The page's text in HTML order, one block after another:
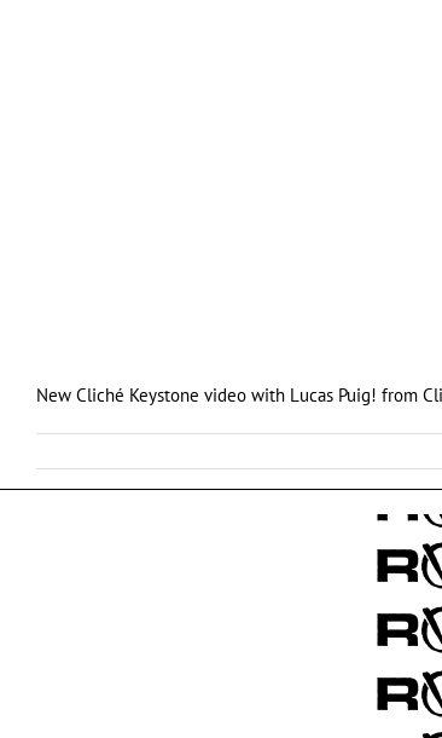
New Cliché Keystone video with Lucas Puig! from